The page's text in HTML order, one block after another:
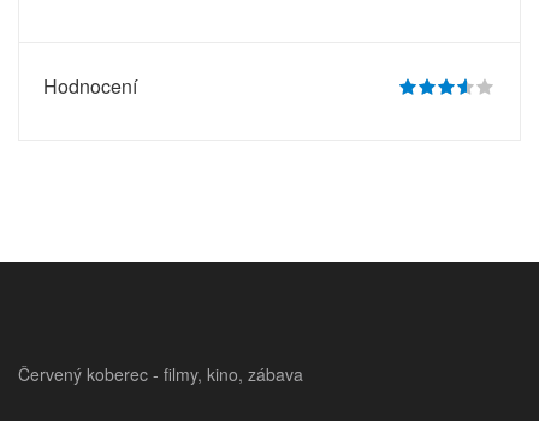
Hodnocení
Červený koberec - filmy, kino, zábava